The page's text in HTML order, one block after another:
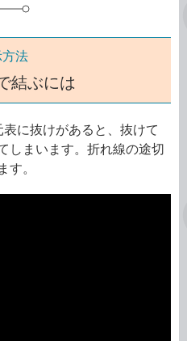
法
結ぶには
に抜けがあると、抜けて
しまいます。折れ線の途切
。